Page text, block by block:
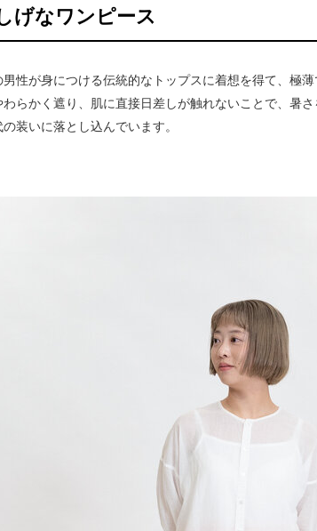
げなワンピース
男性が身につける伝統的なトップスに着想を得て、極
わらかく遮り、肌に直接日差しが触れないことで、暑
装いに落とし込んでいます。